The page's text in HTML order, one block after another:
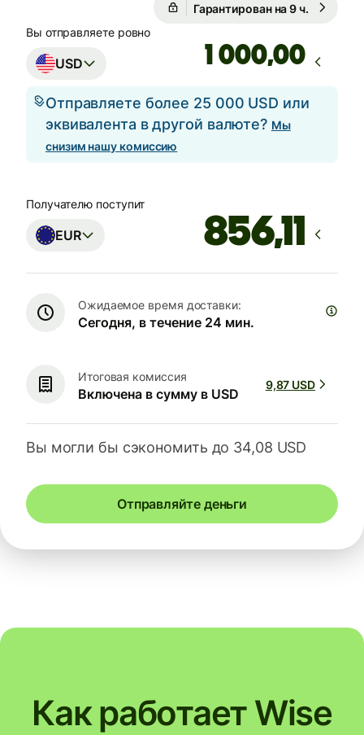
Гарантирован на 9 ч.
Вы отправляете ровно
USD ,00
Отправляете более 25 000 USD или
эквивалента в другой валюте? Мы
снизим нашу комиссию
Получателю поступит
EUR
Ожидаемое время доставки:
Сегодня, в течение 24 мин.
Итоговая комиссия
Включена в сумму в USD
9,87 USD
Вы могли бы сэкономить до 34,08 USD
Отправляйте деньги
Как работает Wise